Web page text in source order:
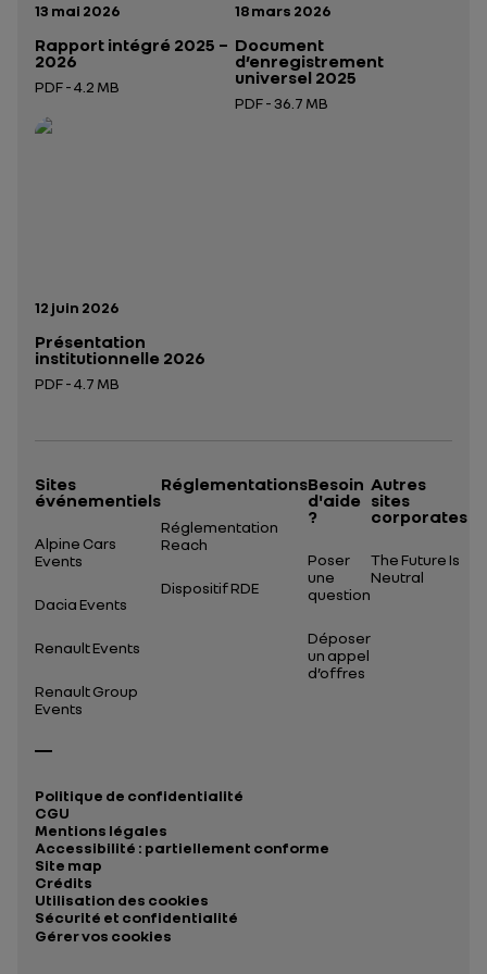
Date de publication:
13 mai 2026
Rapport intégré 2025 –
2026
PDF - 4.2 MB
Ouverture dans un nouvel onglet
Date de publication:
18 mars 2026
Document
d’enregistrement
universel 2025
PDF - 36.7 MB
Date de publication:
12 juin 2026
Présentation
institutionnelle 2026
PDF - 4.7 MB
Sites
événementiels
Alpine Cars
Events
Dacia Events
Renault Events
Renault Group
Events
Réglementations
Réglementation
Reach
Dispositif RDE
Besoin
d'aide
?
Poser
une
question
Déposer
un appel
d’offres
Autres
sites
corporates
The Future Is
Neutral
Politique de confidentialité
CGU
Mentions légales
Accessibilité : partiellement conforme
Site map
Crédits
Utilisation des cookies
Sécurité et confidentialité
Gérer vos cookies